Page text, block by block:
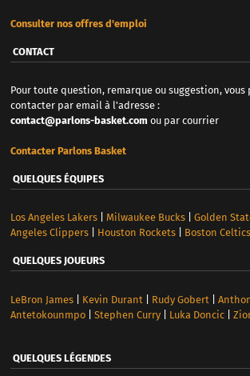
Consulter nos offres d'emploi
CONTACT
Pour toute question, remarque ou suggestion, vous
contacter par email à l'adresse :
contact@parlons-basket.com ou par courrier
Contacter Parlons Basket
QUELQUES ÉQUIPES
Los Angeles Lakers| Milwaukee Bucks| Golden
Angeles Clippers| Houston Rockets| Boston Celtics
QUELQUES JOUEURS
LeBron James| Kevin Durant Rudy Gobert
Antetokounmpo| Stephen Curry| Luka Doncic|
QUELQUES LÉGENDES